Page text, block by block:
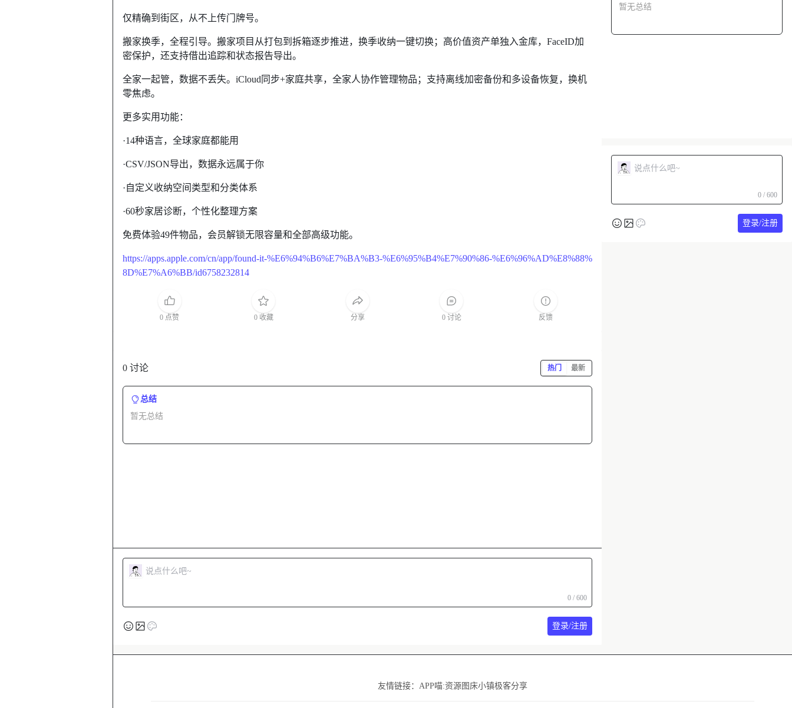
仅精确到街区，从不上传门牌号。
搬家换季，全程引导。搬家项目从打包到拆箱逐步推进，换季收纳一键切换；高价值资产单独入金库，FaceID加
密保护，还支持借出追踪和状态报告导出。
全家一起管，数据不丢失。iCloud同步+家庭共享，全家人协作管理物品；支持离线加密备份和多设备恢复，换机
零焦虑。
更多实用功能：
·14种语言，全球家庭都能用
·CSV/JSON导出，数据永远属于你
·自定义收纳空间类型和分类体系
·60秒家居诊断，个性化整理方案
免费体验49件物品，会员解锁无限容量和全部高级功能。
https://apps.apple.com/cn/app/found-it-%E6%94%B6%E7%BA%B3-%E6%95%B4%E7%90%86-%E6%96%AD%E8%88%
8D%E7%A6%BB/id6758232814
0 点赞 0 收藏 分享 0 讨论 反馈
0 讨论 热门 最新
总结
暂无总结
0 / 600
登录/注册
暂无总结
0 / 600
登录/注册
友情链接： APP喵:资源 图床小镇极客分享